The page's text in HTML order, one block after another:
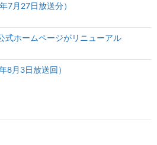
7月27日放送分）
式ホームページがリニューアル
8月3日放送回）